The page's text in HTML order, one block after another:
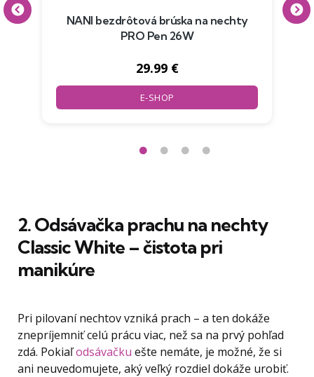
NANI bezdrôtová brúska na nechty
PRO Pen 26W
29.99 €
E-SHOP
2. Odsávačka prachu na nechty
Classic White – čistota pri
manikúre
Pri pilovaní nechtov vzniká prach – a ten dokáže
znepríjemniť celú prácu viac, než sa na prvý pohľad
zdá. Pokiaľodsávačku ešte nemáte, je možné, že si
ani neuvedomujete, aký veľký rozdiel dokáže urobiť.